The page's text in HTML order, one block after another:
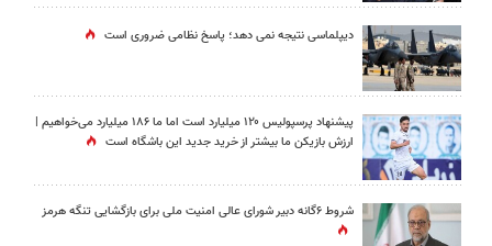
دیپلماسی نتیجه‌ نمی دهد؛ پاسخ نظامی ضروری است
پیشنهاد پرسپولیس ۱۲۰ میلیارد است اما ما ۱۸۶ میلیارد می‌خواهیم |
ارزش بازیکن ما بیشتر از خرید جدید این باشگاه است
شروط ۶گانه دبیر شورای عالی امنیت ملی برای بازگشایی تنگه هرمز